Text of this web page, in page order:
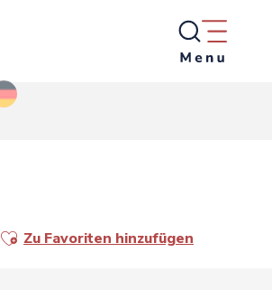
Ajouter aux favoris
Zu Favoriten hinzufügen